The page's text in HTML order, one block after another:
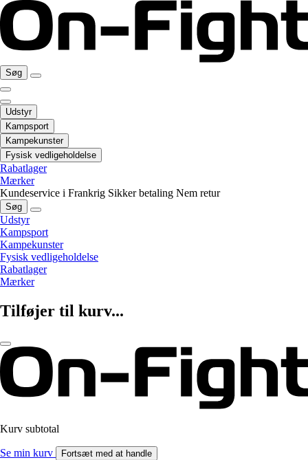
Søg
Udstyr
Kampsport
Kampekunster
Fysisk vedligeholdelse
Rabatlager
Mærker
Kundeservice i Frankrig Sikker betaling Nem retur
Søg
Udstyr
Kampsport
Kampekunster
Fysisk vedligeholdelse
Rabatlager
Mærker
Tilføjer til kurv...
Kurv subtotal
Se min kurv Fortsæt med at handle